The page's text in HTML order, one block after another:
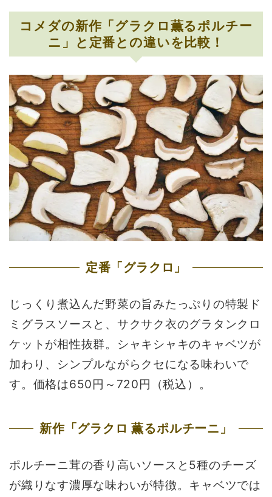
コメダの新作「グラクロ薫るポルチー
ニ」と定番との違いを比較！
定番「グラクロ」
じっくり煮込んだ野菜の旨みたっぷりの特製ド
ミグラスソースと、サクサク衣のグラタンクロ
ケットが相性抜群。シャキシャキのキャベツが
加わり、シンプルながらクセになる味わいで
す。価格は650円～720円（税込）。
新作「グラクロ 薫るポルチーニ」
ポルチーニ茸の香り高いソースと5種のチーズ
が織りなす濃厚な味わいが特徴。キャベツでは